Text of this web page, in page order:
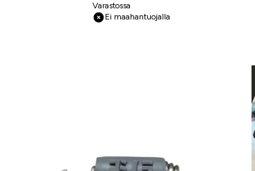
Varastossa
Ei maahantuojalla